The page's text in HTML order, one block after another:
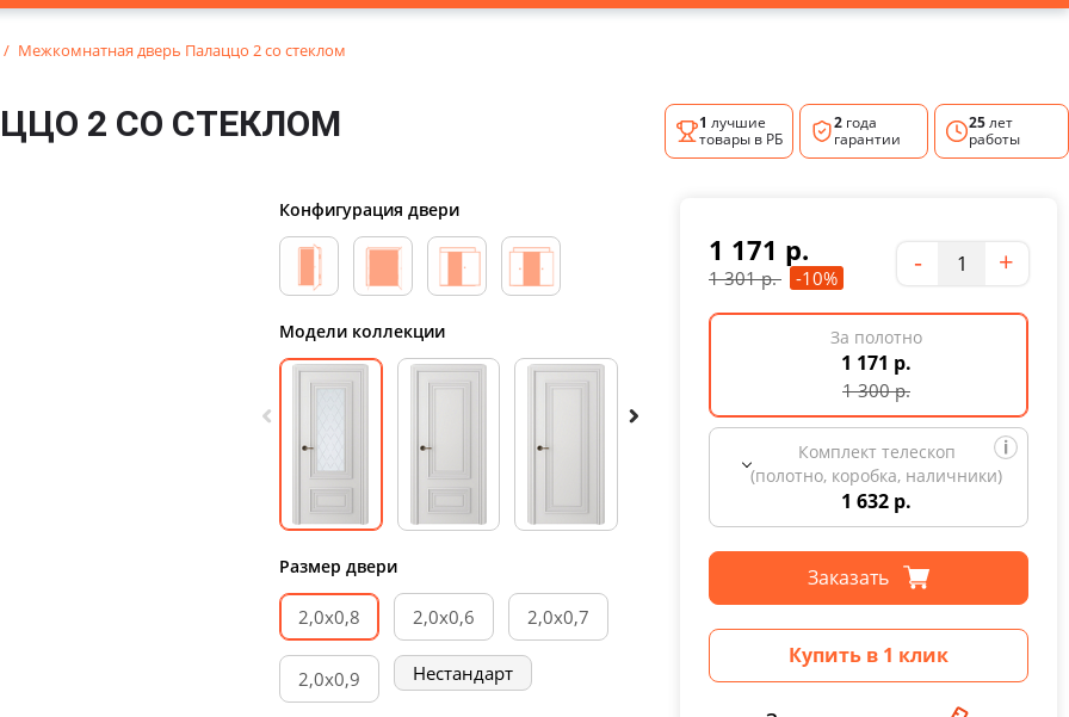
Смотреть все магазины
Межкомнатная дверь Палаццо 2 со стеклом
2 СО СТЕКЛОМ 1 лучшие
товары в РБ
2 года
гарантии
25лет
работы
Конфигурация двери
Модели коллекции
Размер двери
2,0х0,8 2,0х0,6 2,0х0,7
2,0х0,9 Нестандарт
1 171 р.
1 301р. -10%
Количество
- +
За полотно
1 171 р.
1 300р.
Комплект телескоп
(полотно, коробка, наличники)
1 632 р.
Заказать
Купить в 1 клик